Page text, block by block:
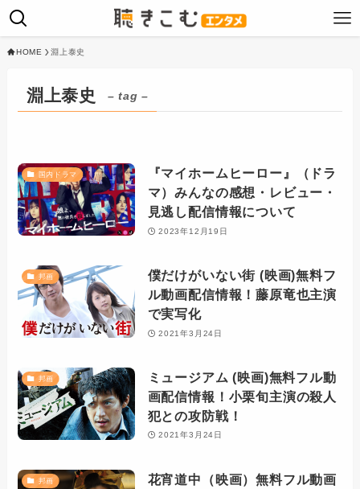
HOME 淵上泰史
淵上泰史 – tag –
国内ドラマ
『マイホームヒーロー』（ドラ
マ）みんなの感想・レビュー・
見逃し配信情報について
2023年12月19日
邦画
僕だけがいない街 (映画)無料フ
ル動画配信情報！藤原竜也主演
で実写化
2021年3月24日
邦画
ミュージアム (映画)無料フル動
画配信情報！小栗旬主演の殺人
犯との攻防戦！
2021年3月24日
邦画
花宵道中（映画）無料フル動画